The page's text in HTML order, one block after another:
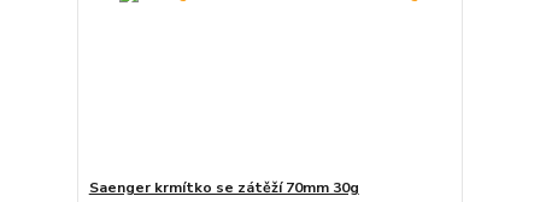
Saenger krmítko se zátěží 70mm 30g